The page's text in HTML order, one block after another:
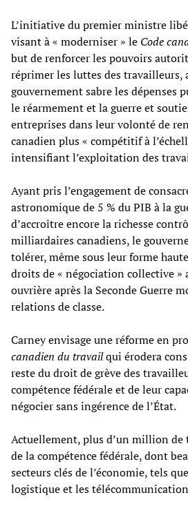
L’initiative du premier ministre
visant à « moderniser » le Code
but de renforcer les pouvoirs
réprimer les luttes des travailleurs,
gouvernement sabre les dépenses
le réarmement et la guerre et
entreprises dans leur volonté de
canadien plus « compétitif à
intensifiant l’exploitation des
Ayant pris l’engagement de
astronomique de 5 % du PIB à la
d’accroître encore la richesse
milliardaires canadiens, le
tolérer, même sous leur forme
droits de « négociation collective »
ouvrière après la Seconde Guerre
relations de classe.
Carney envisage une réforme en
canadien du travailqui érodera
reste du droit de grève des
compétence fédérale et de leur
négocier sans ingérence de l’État.
Actuellement, plus d’un million
de la compétence fédérale, dont
secteurs clés de l’économie, tels
logistique et les